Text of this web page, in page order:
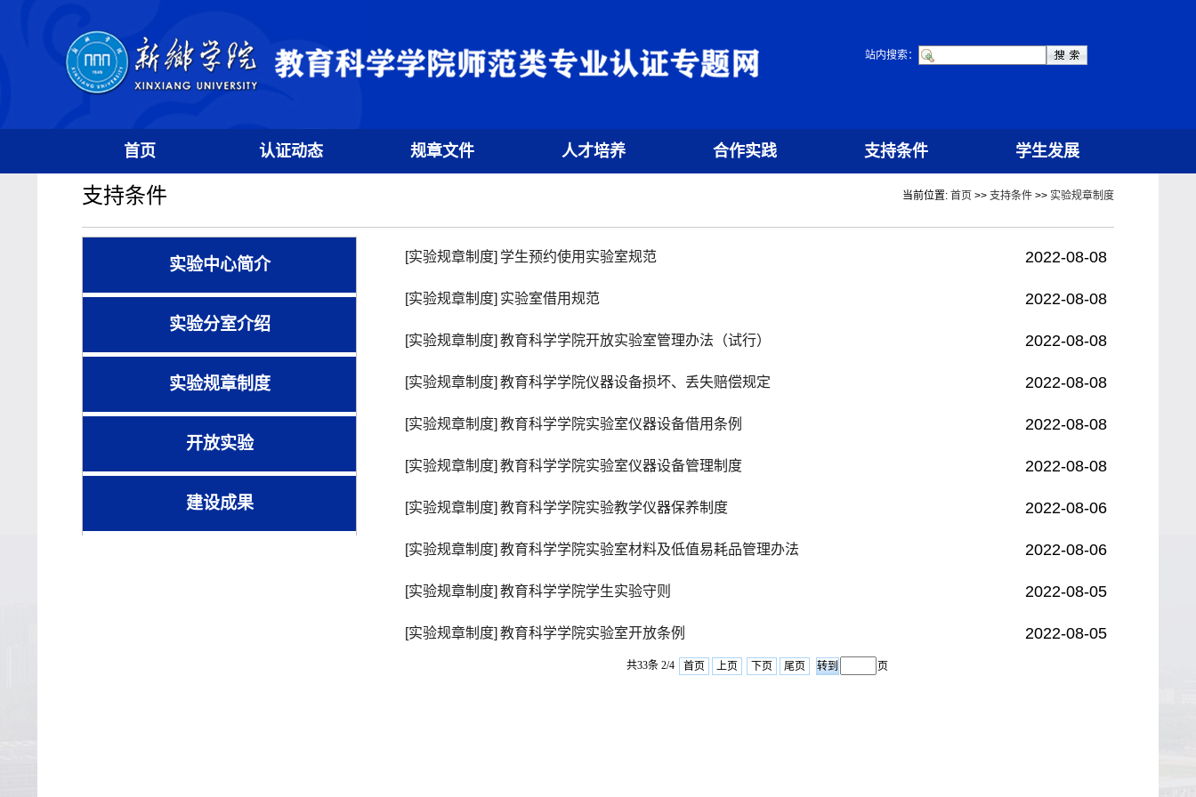
站内搜索：
首页 认证动态 规章文件 人才培养 合作实践 支持条件 学生发展
支持条件 当前位置: 首页 >> 支持条件 >> 实验规章制度
实验中心简介
实验分室介绍
实验规章制度
开放实验
建设成果
[实验规章制度] 学生预约使用实验室规范 2022-08-08
[实验规章制度] 实验室借用规范 2022-08-08
[实验规章制度] 教育科学学院开放实验室管理办法（试行） 2022-08-08
[实验规章制度] 教育科学学院仪器设备损坏、丢失赔偿规定 2022-08-08
[实验规章制度] 教育科学学院实验室仪器设备借用条例 2022-08-08
[实验规章制度] 教育科学学院实验室仪器设备管理制度 2022-08-08
[实验规章制度] 教育科学学院实验教学仪器保养制度 2022-08-06
[实验规章制度] 教育科学学院实验室材料及低值易耗品管理办法 2022-08-06
[实验规章制度] 教育科学学院学生实验守则 2022-08-05
[实验规章制度] 教育科学学院实验室开放条例 2022-08-05
共33条 2/4 首页 上页 下页 尾页 页